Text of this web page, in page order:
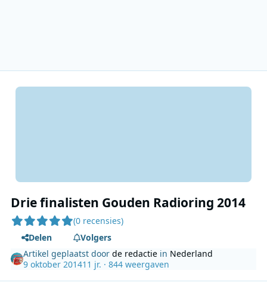
Drie finalisten Gouden Radioring 2014
(0 recensies)
Delen
Volgers
Artikel geplaatst doorde redactie in Nederland
9 oktober 201411 jr. · 844 weergaven